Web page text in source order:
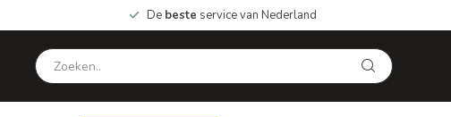
De beste service van Nederland